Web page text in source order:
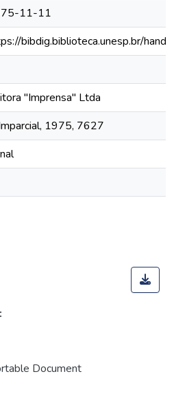
11-11
bibdig.biblioteca.unesp.br/
"Imprensa" Ltda
1975, 7627
Document